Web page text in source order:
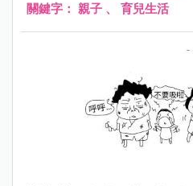
關鍵字： 親子 、 育兒生活